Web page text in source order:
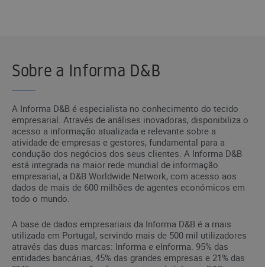
Sobre a Informa D&B
A Informa D&B é especialista no conhecimento do tecido
empresarial. Através de análises inovadoras, disponibiliza o
acesso a informação atualizada e relevante sobre a
atividade de empresas e gestores, fundamental para a
condução dos negócios dos seus clientes. A Informa D&B
está integrada na maior rede mundial de informação
empresarial, a D&B Worldwide Network, com acesso aos
dados de mais de 600 milhões de agentes económicos em
todo o mundo.
A base de dados empresariais da Informa D&B é a mais
utilizada em Portugal, servindo mais de 500 mil utilizadores
através das duas marcas: Informa e eInforma. 95% das
entidades bancárias, 45% das grandes empresas e 21% das